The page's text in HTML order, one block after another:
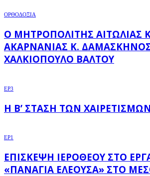
ΟΡΘΟΔΟΞΙΑ
Ο ΜΗΤΡΟΠΟΛΊΤΗΣ ΑΙΤΩΛΊΑΣ
ΑΚΑΡΝΑΝΊΑΣ Κ.
ΧΑΛΚΙΌΠΟΥΛΟ ΒΆΛΤΟΥ
EP3
Η Β’ ΣΤΆΣΗ ΤΩΝ
EP1
ΕΠΊΣΚΕΨΗ ΙΕΡΌΘΕΟΥ ΣΤΟ
«ΠΑΝΑΓΊΑ ΕΛΕΟΎΣΑ» ΣΤΟ